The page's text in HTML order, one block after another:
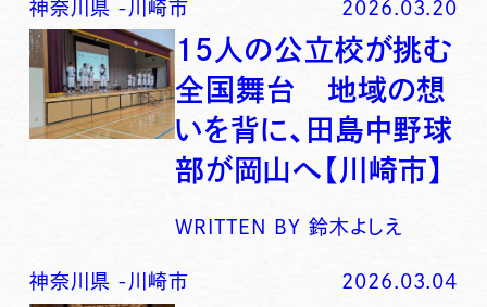
神奈川県 - 川崎市 2026.03.20
15人の公立校が挑む
全国舞台 地域の想
いを背に、田島中野球
部が岡山へ【川崎市】
WRITTEN BY 鈴木よしえ
神奈川県 - 川崎市 2026.03.04